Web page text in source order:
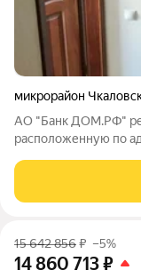
микрорайон
АО "Банк ДОМ.РФ"
расположенную по
собственник
недвижимости:
15 642 856₽ –5%
14 860 713₽